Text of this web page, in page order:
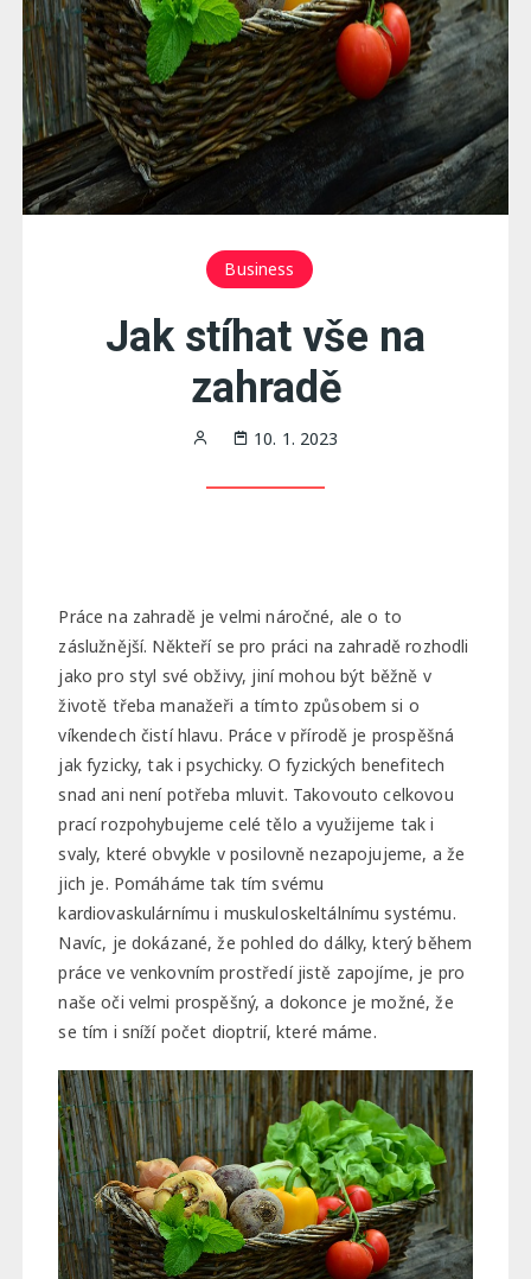
Business
Jak stíhat vše na
zahradě
10. 1. 2023
Práce na zahradě je velmi náročné, ale o to
záslužnější. Někteří se pro práci na zahradě rozhodli
jako pro styl své obživy, jiní mohou být běžně v
životě třeba manažeři a tímto způsobem si o
víkendech čistí hlavu. Práce v přírodě je prospěšná
jak fyzicky, tak i psychicky. O fyzických benefitech
snad ani není potřeba mluvit. Takovouto celkovou
prací rozpohybujeme celé tělo a využijeme tak i
svaly, které obvykle v posilovně nezapojujeme, a že
jich je. Pomáháme tak tím svému
kardiovaskulárnímu i muskuloskeltálnímu systému.
Navíc, je dokázané, že pohled do dálky, který během
práce ve venkovním prostředí jistě zapojíme, je pro
naše oči velmi prospěšný, a dokonce je možné, že
se tím i sníží počet dioptrií, které máme.